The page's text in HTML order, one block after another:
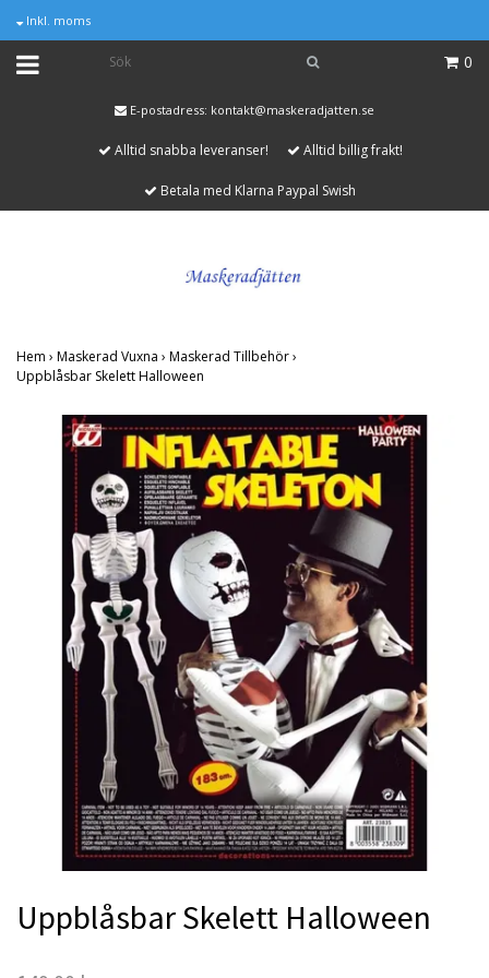
Inkl. moms
0
E-postadress: kontakt@maskeradjatten.se
Alltid snabba leveranser! Alltid billig frakt!
Betala med Klarna Paypal Swish
Hem › Maskerad Vuxna › Maskerad Tillbehör›
Uppblåsbar Skelett Halloween
Uppblåsbar Skelett Halloween